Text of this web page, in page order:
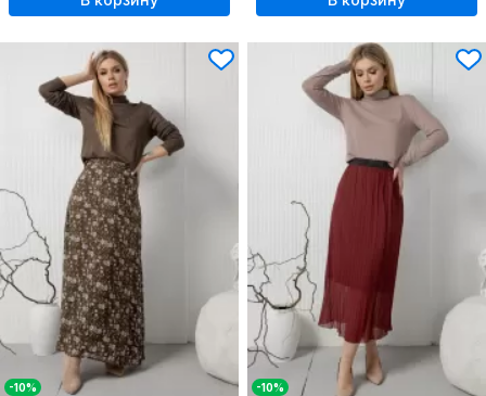
-10% -10%